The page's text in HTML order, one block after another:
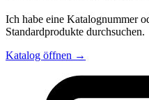
Ich habe eine Katalognummer
Standardprodukte durchsuchen.
Katalog öffnen →